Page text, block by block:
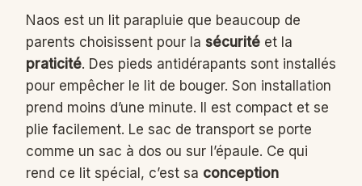
Naos est un lit parapluie que beaucoup de
parents choisissent pour la sécurité et la
praticité. Des pieds antidérapants sont installés
pour empêcher le lit de bouger. Son installation
prend moins d’une minute. Il est compact et se
plie facilement. Le sac de transport se porte
comme un sac à dos ou sur l’épaule. Ce qui
rend ce lit spécial, c’est sa conception